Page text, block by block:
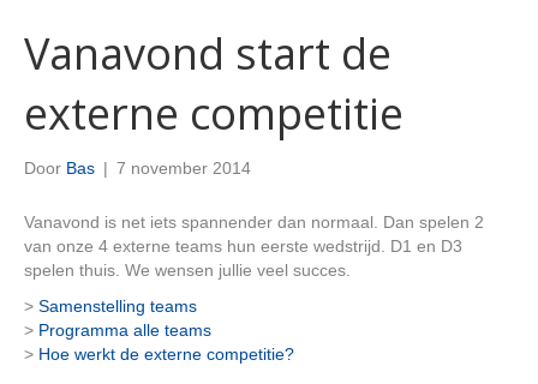
Vanavond start de
externe competitie
Door Bas | 7 november 2014
Vanavond is net iets spannender dan normaal. Dan spelen 2
van onze 4 externe teams hun eerste wedstrijd. D1 en D3
spelen thuis. We wensen jullie veel succes.
> Samenstelling teams
> Programma alle teams
> Hoe werkt de externe competitie?